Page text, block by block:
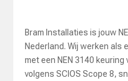
Bram Installaties is jouw
Nederland. Wij werken als
met een NEN 3140
volgens SCIOS Scope 8,